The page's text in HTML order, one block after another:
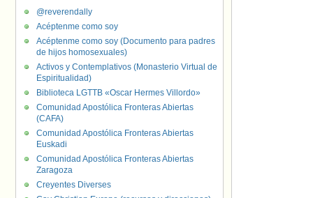
@reverendally
Acéptenme como soy
Acéptenme como soy (Documento para padres
de hijos homosexuales)
Activos y Contemplativos (Monasterio Virtual de
Espiritualidad)
Biblioteca LGTTB «Oscar Hermes Villordo»
Comunidad Apostólica Fronteras Abiertas
(CAFA)
Comunidad Apostólica Fronteras Abiertas
Euskadi
Comunidad Apostólica Fronteras Abiertas
Zaragoza
Creyentes Diverses